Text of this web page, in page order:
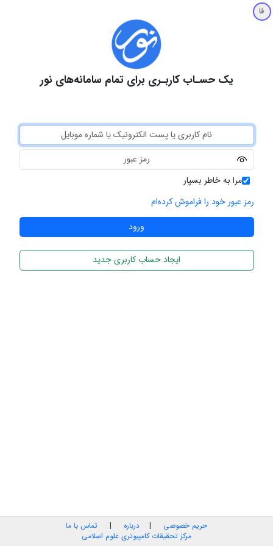
فا
یک حسـاب کاربـری برای تمام سامانه‌های نور
مرا به خاطر بسپار
رمز عبور خود را فراموش کرده‌ام
ایجاد حساب کاربری جدید
حریم خصوصی | درباره | تماس با ما
مرکز تحقیقات کامپیوتری علوم اسلامی